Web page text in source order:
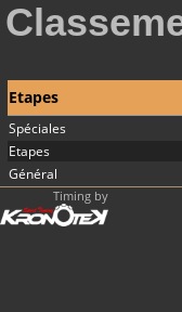
Etapes
Spéciales
Etapes
Général
Timing by